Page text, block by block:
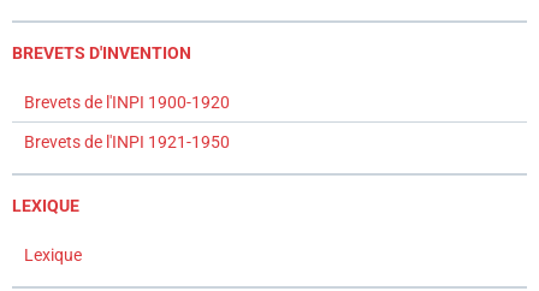
BREVETS D'INVENTION
Brevets de l'INPI 1900-1920
Brevets de l'INPI 1921-1950
LEXIQUE
Lexique